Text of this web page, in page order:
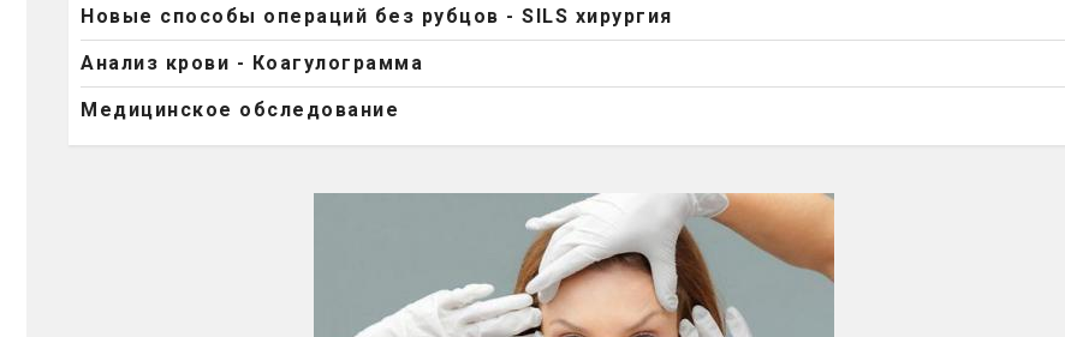
Новые способы операций без рубцов - SILS хирургия
Анализ крови - Коагулограмма
Медицинское обследование